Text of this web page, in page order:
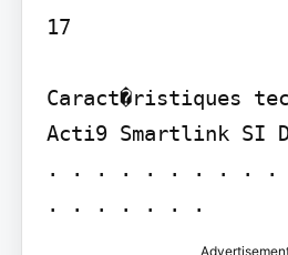
17
Caract�ristiques
Acti9 Smartlink
. . . . . . . . . .